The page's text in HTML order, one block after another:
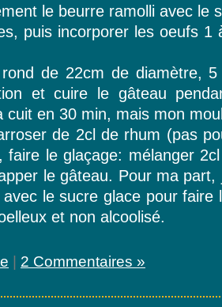
le beurre ramolli avec le
puis incorporer les oeufs 1
de 22cm de diamètre,
et cuire le gâteau
cuit en 30 min, mais mon
de 2cl de rhum (pas
faire le glaçage: mélanger
le gâteau. Pour ma part,
le sucre glace pour faire
et non alcoolisé.
| 2 Commentaires »